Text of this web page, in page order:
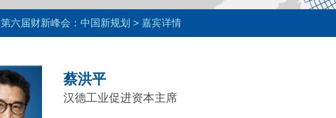
第六届财新峰会：中国新规划 > 嘉宾详情
蔡洪平
汉德工业促进资本主席